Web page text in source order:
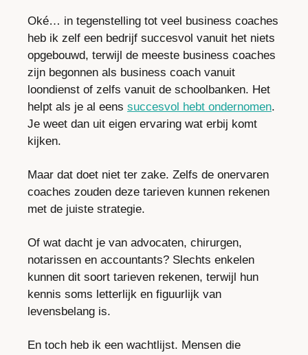
Oké… in tegenstelling tot veel business coaches
heb ik zelf een bedrijf succesvol vanuit het niets
opgebouwd, terwijl de meeste business coaches
zijn begonnen als business coach vanuit
loondienst of zelfs vanuit de schoolbanken. Het
helpt als je al eens succesvol hebt ondernomen.
Je weet dan uit eigen ervaring wat erbij komt
kijken.
Maar dat doet niet ter zake. Zelfs de onervaren
coaches zouden deze tarieven kunnen rekenen
met de juiste strategie.
Of wat dacht je van advocaten, chirurgen,
notarissen en accountants? Slechts enkelen
kunnen dit soort tarieven rekenen, terwijl hun
kennis soms letterlijk en figuurlijk van
levensbelang is.
En toch heb ik een wachtlijst. Mensen die